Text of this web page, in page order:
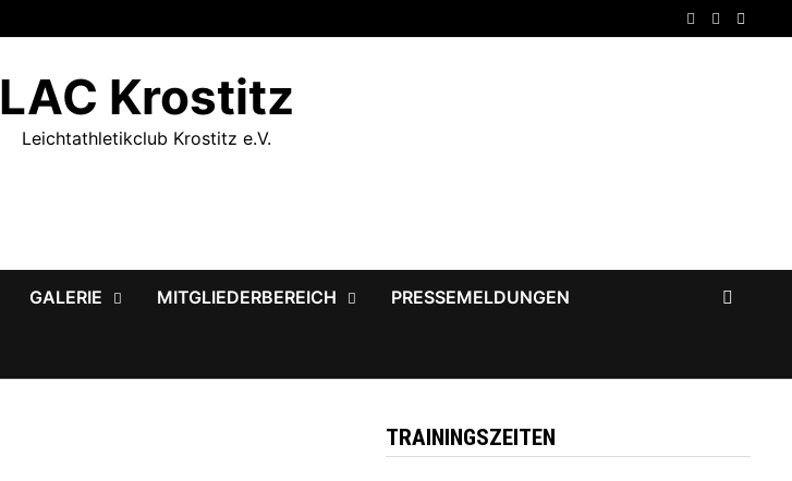
LAC Krostitz
Leichtathletikclub Krostitz e.V.
GALERIE MITGLIEDERBEREICH PRESSEMELDUNGEN
TRAININGSZEITEN